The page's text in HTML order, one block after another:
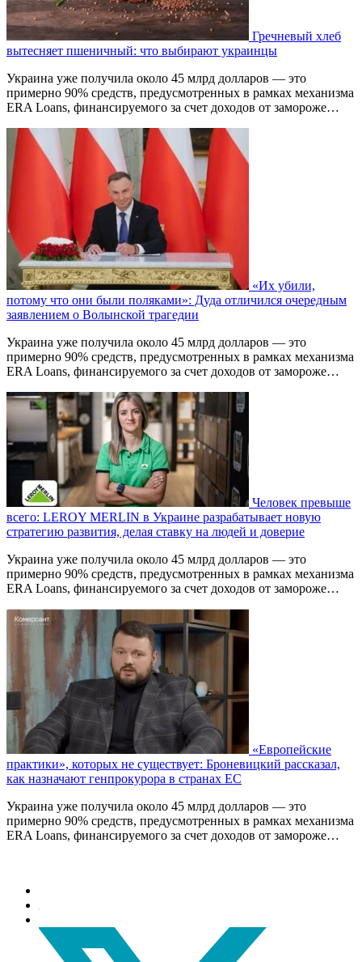
Гречневый хлеб
вытесняет пшеничный: что выбирают украинцы
Украина уже получила около 45 млрд долларов — это
примерно 90% средств, предусмотренных в рамках механизма
ERA Loans, финансируемого за счет доходов от замороже…
«Их убили,
потому что они были поляками»: Дуда отличился очередным
заявлением о Волынской трагедии
Украина уже получила около 45 млрд долларов — это
примерно 90% средств, предусмотренных в рамках механизма
ERA Loans, финансируемого за счет доходов от замороже…
Человек превыше
всего: LEROY MERLIN в Украине разрабатывает новую
стратегию развития, делая ставку на людей и доверие
Украина уже получила около 45 млрд долларов — это
примерно 90% средств, предусмотренных в рамках механизма
ERA Loans, финансируемого за счет доходов от замороже…
«Европейские
практики», которых не существует: Броневицкий рассказал,
как назначают генпрокурора в странах ЕС
Украина уже получила около 45 млрд долларов — это
примерно 90% средств, предусмотренных в рамках механизма
ERA Loans, финансируемого за счет доходов от замороже…